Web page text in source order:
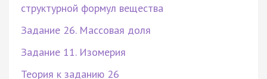
структурной формул вещества
Задание 26. Массовая доля
Задание 11. Изомерия
Теория к заданию 26